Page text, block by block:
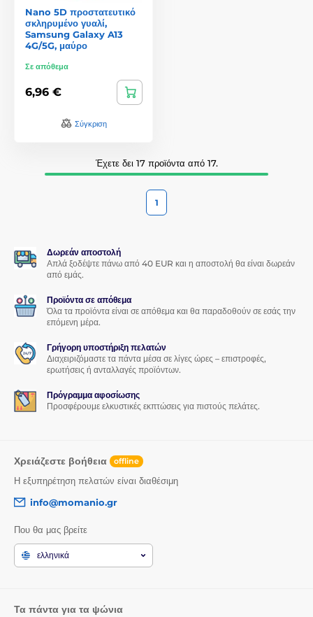
Nano 5D προστατευτικό
σκληρυμένο γυαλί,
Samsung Galaxy A13
4G/5G, μαύρο
Σε απόθεμα
6,96 €
Σύγκριση
Έχετε δει 17 προϊόντα από 17.
1
Δωρεάν αποστολή
Απλά ξοδέψτε πάνω από 40 EUR και η αποστολή θα είναι δωρεάν
από εμάς.
Προϊόντα σε απόθεμα
Όλα τα προϊόντα είναι σε απόθεμα και θα παραδοθούν σε εσάς την
επόμενη μέρα.
Γρήγορη υποστήριξη πελατών
Διαχειριζόμαστε τα πάντα μέσα σε λίγες ώρες – επιστροφές,
ερωτήσεις ή ανταλλαγές προϊόντων.
Πρόγραμμα αφοσίωσης
Προσφέρουμε ελκυστικές εκπτώσεις για πιστούς πελάτες.
Χρειάζεστε βοήθεια offline
Η εξυπηρέτηση πελατών είναι διαθέσιμη
info@momanio.gr
Που θα μας βρείτε
ελληνικά
Τα πάντα για τα ψώνια